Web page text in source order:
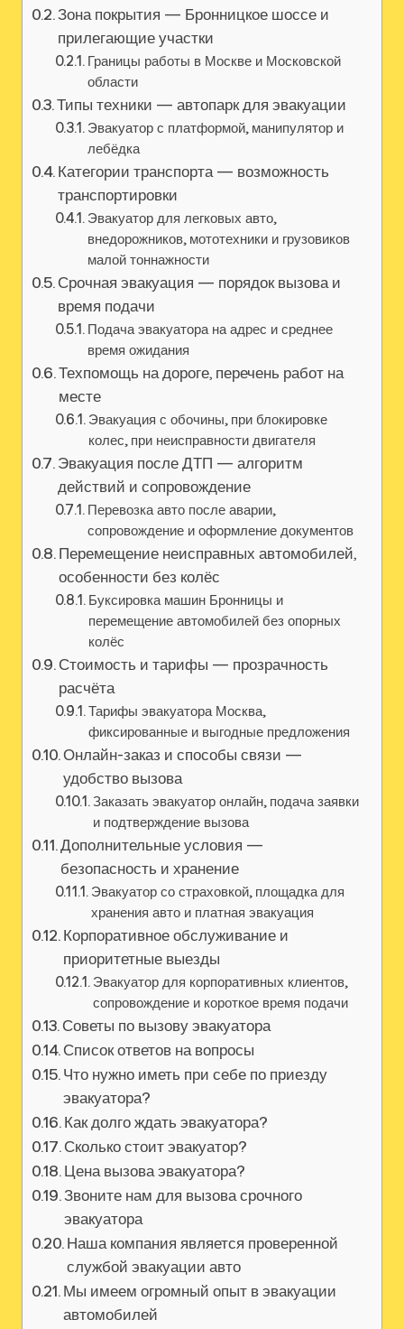
Зона покрытия — Бронницкое шоссе и
прилегающие участки
Границы работы в Москве и Московской
области
Типы техники — автопарк для эвакуации
Эвакуатор с платформой, манипулятор и
лебёдка
Категории транспорта — возможность
транспортировки
Эвакуатор для легковых авто,
внедорожников, мототехники и грузовиков
малой тоннажности
Срочная эвакуация — порядок вызова и
время подачи
Подача эвакуатора на адрес и среднее
время ожидания
Техпомощь на дороге, перечень работ на
месте
Эвакуация с обочины, при блокировке
колес, при неисправности двигателя
Эвакуация после ДТП — алгоритм
действий и сопровождение
Перевозка авто после аварии,
сопровождение и оформление документов
Перемещение неисправных автомобилей,
особенности без колёс
Буксировка машин Бронницы и
перемещение автомобилей без опорных
колёс
Стоимость и тарифы — прозрачность
расчёта
Тарифы эвакуатора Москва,
фиксированные и выгодные предложения
Онлайн-заказ и способы связи —
удобство вызова
Заказать эвакуатор онлайн, подача заявки
и подтверждение вызова
Дополнительные условия —
безопасность и хранение
Эвакуатор со страховкой, площадка для
хранения авто и платная эвакуация
Корпоративное обслуживание и
приоритетные выезды
Эвакуатор для корпоративных клиентов,
сопровождение и короткое время подачи
Советы по вызову эвакуатора
Список ответов на вопросы
Что нужно иметь при себе по приезду
эвакуатора?
Как долго ждать эвакуатора?
Сколько стоит эвакуатор?
Цена вызова эвакуатора?
Звоните нам для вызова срочного
эвакуатора
Наша компания является проверенной
службой эвакуации авто
Мы имеем огромный опыт в эвакуации
автомобилей